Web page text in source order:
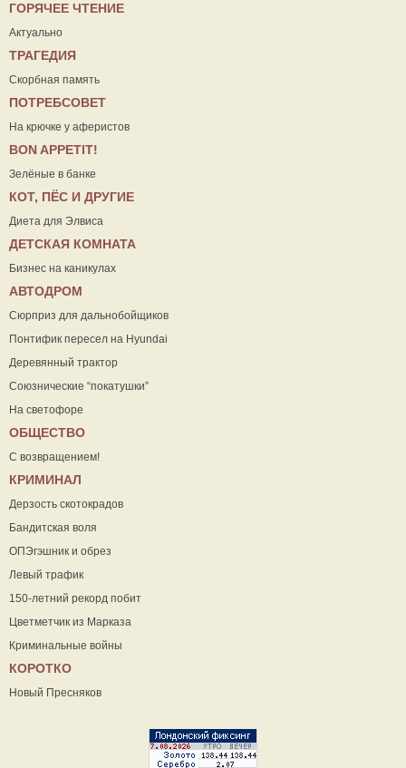
ГОРЯЧЕЕ ЧТЕНИЕ
Актуально
ТРАГЕДИЯ
Скорбная память
ПОТРЕБСОВЕТ
На крючке у аферистов
ВON APPETIT!
Зелёные в банке
КОТ, ПЁС И ДРУГИЕ
Диета для Элвиса
ДЕТСКАЯ КОМНАТА
Бизнес на каникулах
АВТОДРОМ
Сюрприз для дальнобойщиков
Понтифик пересел на Hyundai
Деревянный трактор
Союзнические “покатушки”
На светофоре
ОБЩЕСТВО
С возвращением!
КРИМИНАЛ
Дерзость скотокрадов
Бандитская воля
ОПЭгэшник и обрез
Левый трафик
150-летний рекорд побит
Цветметчик из Марказа
Криминальные войны
КОРОТКО
Новый Пресняков